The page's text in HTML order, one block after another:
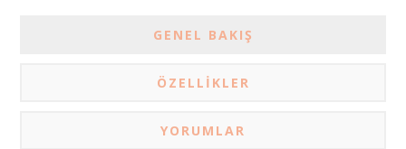
GENEL BAKIŞ
ÖZELLIKLER
YORUMLAR